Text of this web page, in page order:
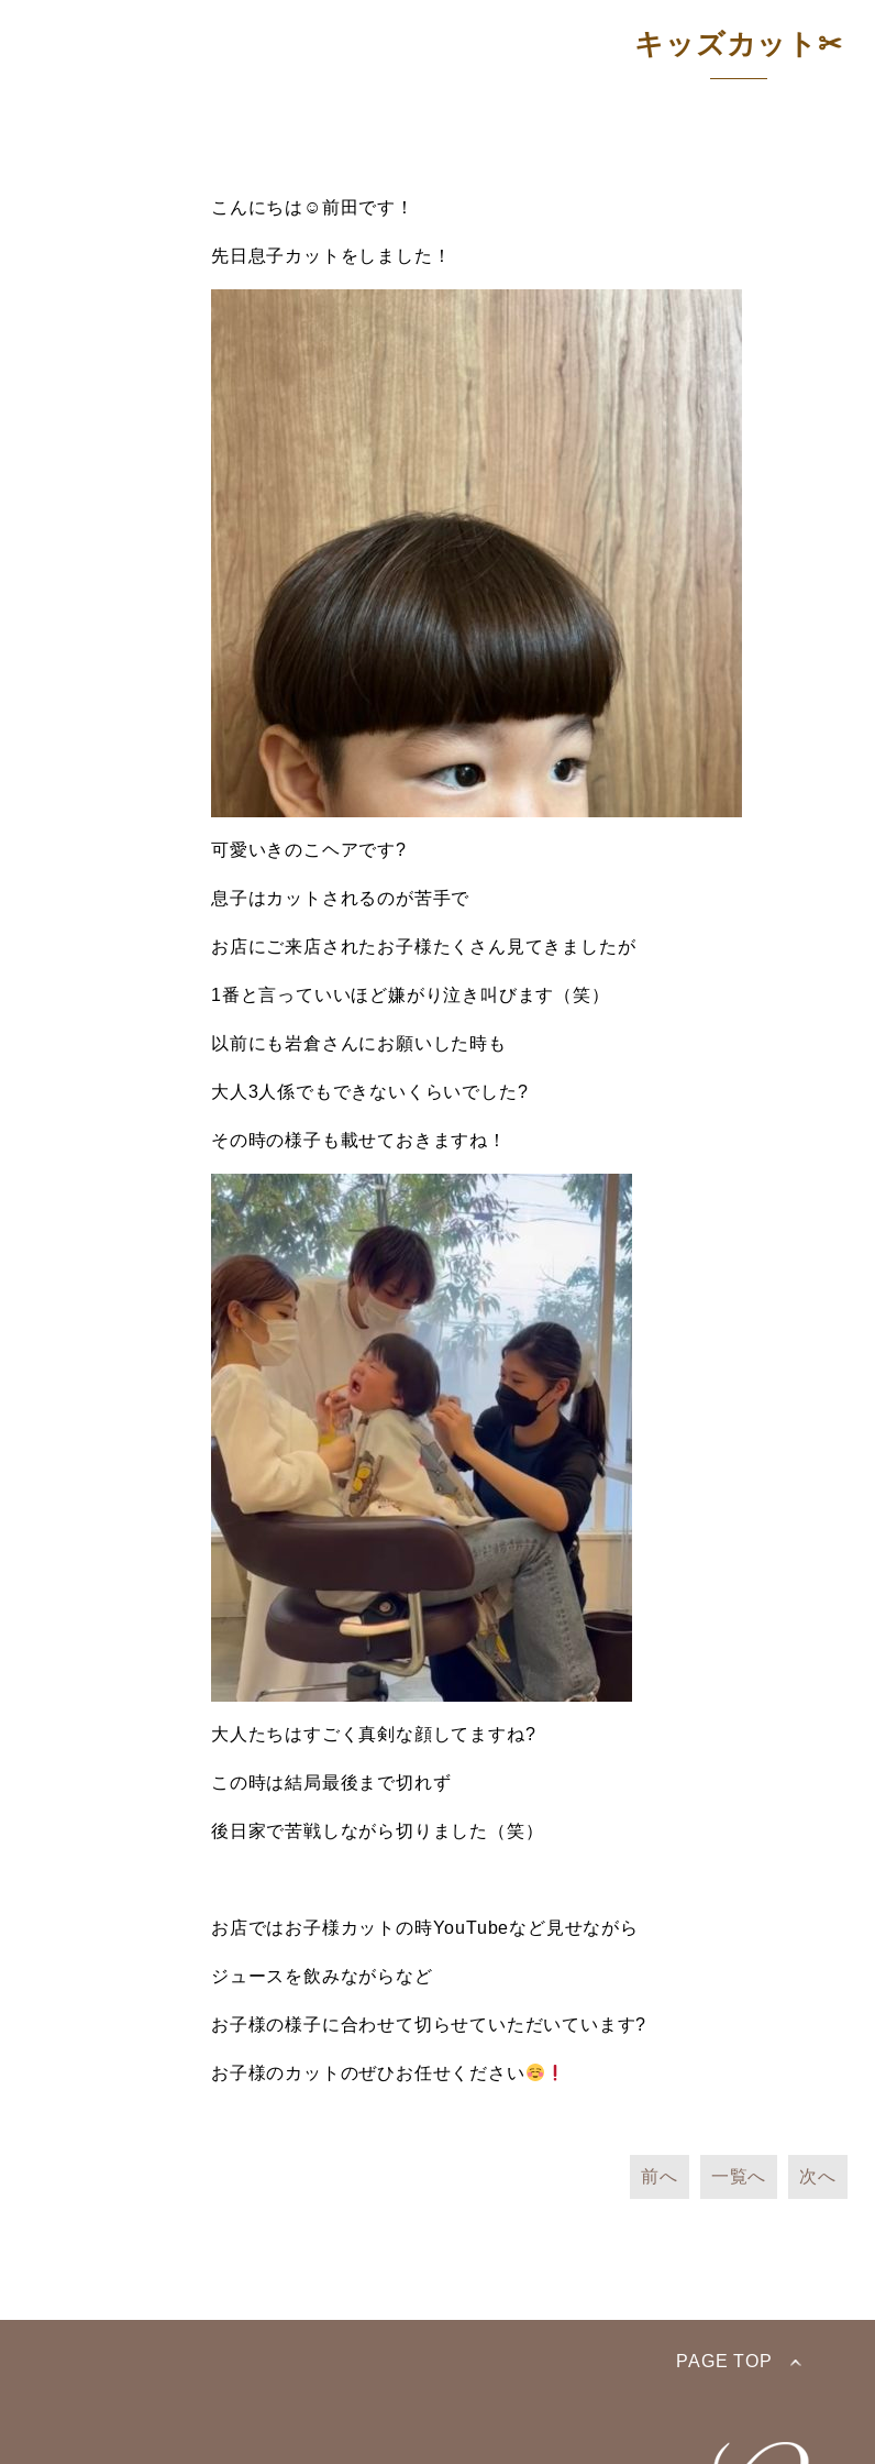
キッズカット✂︎
こんにちは☺︎前田です！
先日息子カットをしました！
可愛いきのこヘアです?
息子はカットされるのが苦手で
お店にご来店されたお子様たくさん見てきましたが
1番と言っていいほど嫌がり泣き叫びます（笑）
以前にも岩倉さんにお願いした時も
大人3人係でもできないくらいでした?
その時の様子も載せておきますね！
大人たちはすごく真剣な顔してますね?
この時は結局最後まで切れず
後日家で苦戦しながら切りました（笑）
お店ではお子様カットの時YouTubeなど見せながら
ジュースを飲みながらなど
お子様の様子に合わせて切らせていただいています?
お子様のカットのぜひお任せください
前へ 一覧へ 次へ
PAGE TOP